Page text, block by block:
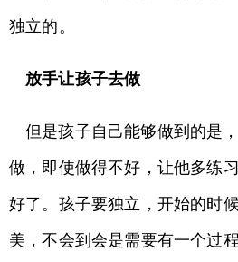
独立的。
放手让孩子去做
但是孩子自己能够做到的是
做，即使做得不好，让他多练
好了。孩子要独立，开始的时
美，不会到会是需要有一个过